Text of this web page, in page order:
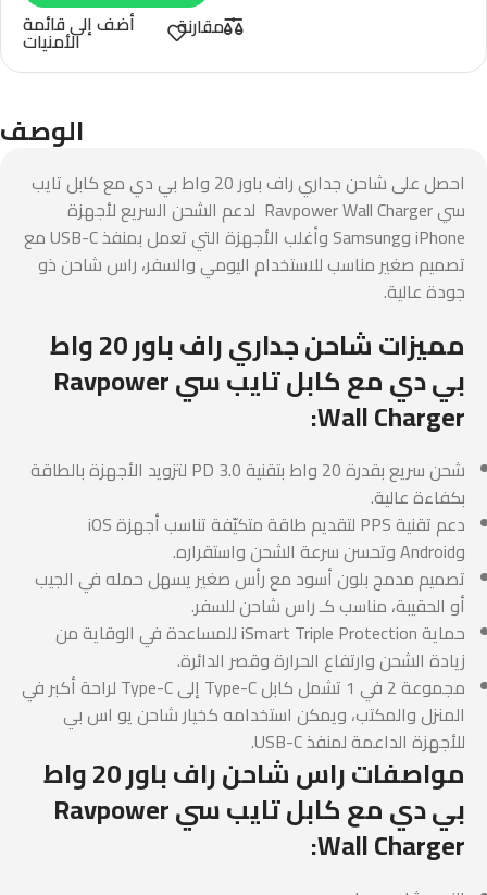
مقارنة أضف إلى قائمة
الأمنيات
الوصف
احصل على شاحن جداري راف باور 20 واط بي دي مع كابل تايب
سي Ravpower Wall Charger لدعم الشحن السريع لأجهزة
iPhone وSamsung وأغلب الأجهزة التي تعمل بمنفذ USB-C مع
تصميم صغير مناسب للاستخدام اليومي والسفر، راس شاحن ذو
جودة عالية.
مميزات شاحن جداري راف باور 20 واط
بي دي مع كابل تايب سي Ravpower
Wall Charger:
شحن سريع بقدرة 20 واط بتقنية PD 3.0 لتزويد الأجهزة بالطاقة
بكفاءة عالية.
دعم تقنية PPS لتقديم طاقة متكيّفة تناسب أجهزة iOS
وAndroid وتحسن سرعة الشحن واستقراره.
تصميم مدمج بلون أسود مع رأس صغير يسهل حمله في الجيب
أو الحقيبة، مناسب كـ راس شاحن للسفر.
حماية iSmart Triple Protection للمساعدة في الوقاية من
زيادة الشحن وارتفاع الحرارة وقصر الدائرة.
مجموعة 2 في 1 تشمل كابل Type-C إلى Type-C لراحة أكبر في
المنزل والمكتب، ويمكن استخدامه كخيار شاحن يو اس بي
للأجهزة الداعمة لمنفذ USB-C.
مواصفات راس شاحن راف باور 20 واط
بي دي مع كابل تايب سي Ravpower
Wall Charger: